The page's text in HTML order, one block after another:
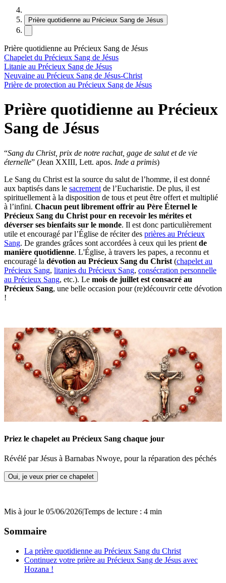
Prière quotidienne au Précieux Sang de Jésus
Prière quotidienne au Précieux Sang de Jésus
Chapelet du Précieux Sang de Jésus
Litanie au Précieux Sang de Jésus
Neuvaine au Précieux Sang de Jésus-Christ
Prière de protection au Précieux Sang de Jésus
Prière quotidienne au Précieux
Sang de Jésus
“Sang du Christ, prix de notre rachat, gage de salut et de vie
éternelle” (Jean XXIII, Lett. apos. Inde a primis)
Le Sang du Christ est la source du salut de l’homme, il est donné
aux baptisés dans le sacrement de l’Eucharistie. De plus, il est
spirituellement à la disposition de tous et peut être offert et multiplié
à l’infini. Chacun peut librement offrir au Père Éternel le
Précieux Sang du Christ pour en recevoir les mérites et
déverser ses bienfaits sur le monde. Il est donc particulièrement
utile et encouragé par l’Église de réciter des prières au Précieux
Sang. De grandes grâces sont accordées à ceux qui les prient de
manière quotidienne. L'Église, à travers les papes, a reconnu et
encouragé la dévotion au Précieux Sang du Christ (chapelet au
Précieux Sang, litanies du Précieux Sang, consécration personnelle
au Précieux Sang, etc.). Le mois de juillet est consacré au
Précieux Sang, une belle occasion pour (re)découvrir cette dévotion
!
Priez le chapelet au Précieux Sang chaque jour
Révélé par Jésus à Barnabas Nwoye, pour la réparation des péchés
Oui, je veux prier ce chapelet
Mis à jour le 05/06/2026|Temps de lecture : 4 min
Sommaire
La prière quotidienne au Précieux Sang du Christ
Continuez votre prière au Précieux Sang de Jésus avec
Hozana !